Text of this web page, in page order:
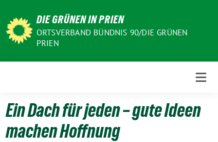
zum
Inhalt
DIE GRÜNEN IN PRIEN
ORTSVERBAND BÜNDNIS 90/DIE GRÜNEN
PRIEN
Ein Dach für jeden – gute Ideen
machen Hoffnung